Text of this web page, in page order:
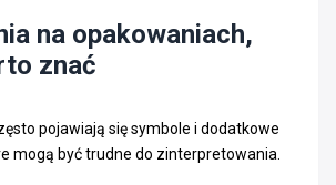
na opakowaniach,
znać
pojawiają się symbole i dodatkowe
mogą być trudne do zinterpretowania.